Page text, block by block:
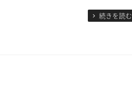
続きを読む